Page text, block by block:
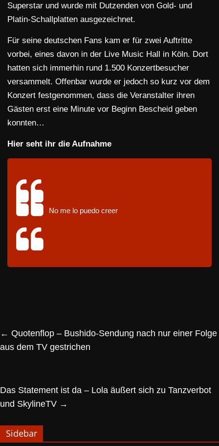
Superstar und wurde mit Dutzenden von Gold- und
Platin-Schallplatten ausgezeichnet.
Für seine deutschen Fans kam er für zwei Auftritte
vorbei, eines davon in der Live Music Hall in Köln. Dort
hatten sich immerhin rund 1.500 Konzertbesucher
versammelt. Offenbar wurde er jedoch so kurz vor dem
Konzert festgenommen, dass die Veranstalter ihren
Gästen erst eine Minute vor Beginn Bescheid geben
konnten…
Hier seht ihr die Aufnahme
@natt.dietz
No me lo puedo creer
← Quotenflop – Bushido-Sendung nach nur einer Folge
aus dem TV gestrichen
Das Statement ist da – Lola äußert sich zu Tanzverbot
und SkylineTV →
Sidebar